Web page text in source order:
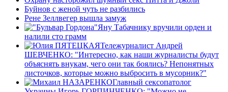
Буйнов с женой чуть не разбились
Рене Зеллвегер вышла замуж
Яну Табачнику вручили орден и
налили сто грамм
Тележурналист Андрей
ШЕВЧЕНКО: "Интересно, как наши журналисты будут
объяснять внукам, чего они так боялись? Непонятных
листочков, которые можно выбросить в мусорник?"
Главный сексопатолог